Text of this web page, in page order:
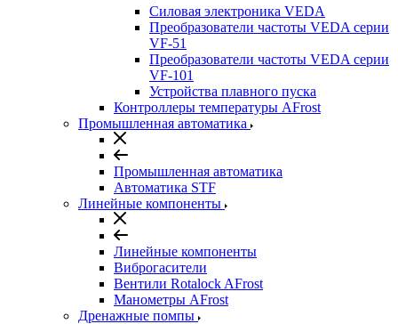
Силовая электроника VEDA
Преобразователи частоты VEDA серии
VF-51
Преобразователи частоты VEDA серии
VF-101
Устройства плавного пуска
Контроллеры температуры AFrost
Промышленная автоматика
Промышленная автоматика
Автоматика STF
Линейные компоненты
Линейные компоненты
Виброгасители
Вентили Rotalock AFrost
Манометры AFrost
Дренажные помпы